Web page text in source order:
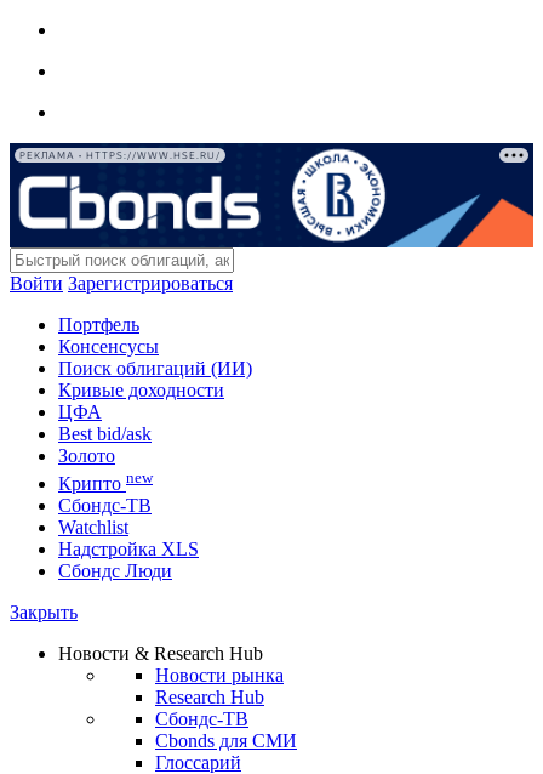
РЕКЛАМА • HTTPS://WWW.HSE.RU/
Войти Зарегистрироваться
Портфель
Консенсусы
Поиск облигаций (ИИ)
Кривые доходности
ЦФА
Best bid/ask
Золото
Крипто new
Сбондс-ТВ
Watchlist
Надстройка XLS
Сбондс Люди
Закрыть
Новости & Research Hub
Новости рынка
Research Hub
Сбондс-ТВ
Cbonds для СМИ
Глоссарий